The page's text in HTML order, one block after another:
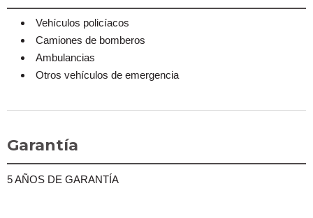
Vehículos policíacos
Camiones de bomberos
Ambulancias
Otros vehículos de emergencia
Garantía
5 AÑOS DE GARANTÍA